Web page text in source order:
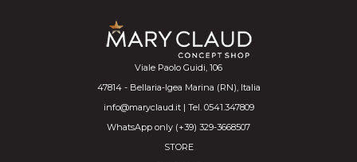
Viale Paolo Guidi, 106
47814 - Bellaria-Igea Marina (RN), Italia
info@maryclaud.it | Tel. 0541.347809
WhatsApp only (+39) 329-3668507
STORE